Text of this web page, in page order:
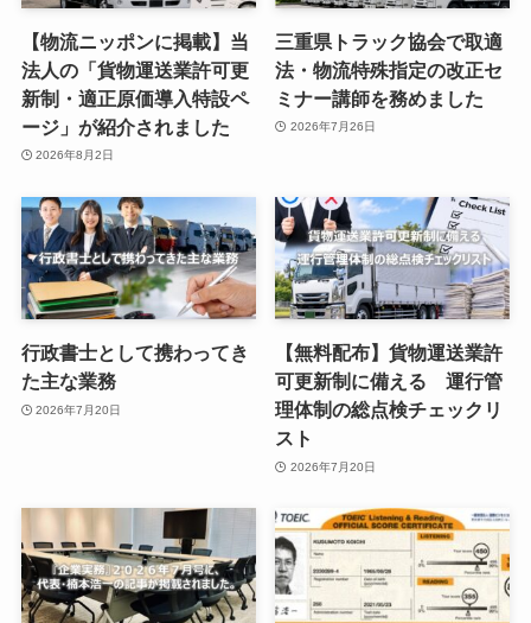
【物流ニッポンに掲載】当
法人の「貨物運送業許可更
新制・適正原価導入特設ペ
ージ」が紹介されました
2026年8月2日
三重県トラック協会で取適
法・物流特殊指定の改正セ
ミナー講師を務めました
2026年7月26日
行政書士として携わってき
た主な業務
2026年7月20日
【無料配布】貨物運送業許
可更新制に備える 運行管
理体制の総点検チェックリ
スト
2026年7月20日